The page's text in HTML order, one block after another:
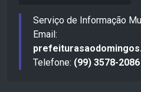
Serviço de Informação
Email:
Telefone: (99) 3578-2086